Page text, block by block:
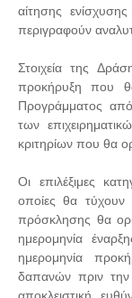
αίτησης
περιγραφούν
Στοιχεία της
προκήρυξη που
Προγράμματος
των
κριτηρίων που θα
Οι επιλέξιμες
οποίες θα τύχουν
πρόσκλησης θα
ημερομηνία
ημερομηνία
δαπανών πριν την